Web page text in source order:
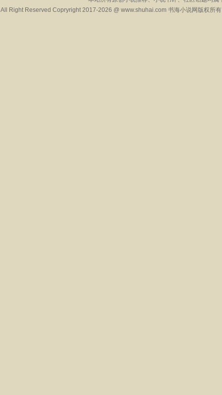
All Right Reserved Copryright 2017-2026 @ www.shuhai.com 书海小说网版权所